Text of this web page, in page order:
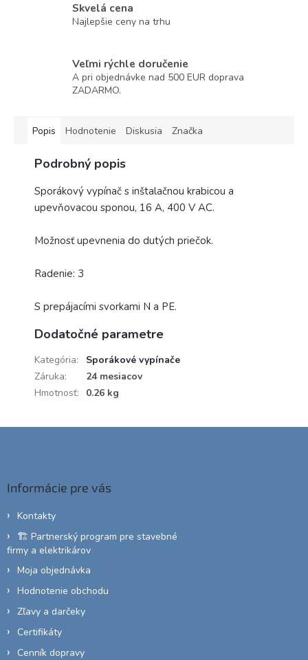
Skvelá cena
Najlepšie ceny na trhu
Veľmi rýchle doručenie
A pri objednávke nad 500 EUR doprava
ZADARMO.
Popis Hodnotenie Diskusia Značka
Podrobný popis
Sporákový vypínač s inštalačnou krabicou a
upevňovacou sponou, 16 A, 400 V AC.
Možnosť upevnenia do dutých priečok.
Radenie: 3
S prepájacími svorkami N a PE.
Dodatočné parametre
Kategória:
Sporákové vypínače
Záruka:
24 mesiacov
Hmotnosť: 0.26 kg
Informácie pre vás
Kontakty
🏗️ Partnerský program pre stavebné
firmy a elektrikárov
Moja objednávka
Hodnotenie obchodu
Zľavy a darčeky
Certifikáty
Cenník dopravy